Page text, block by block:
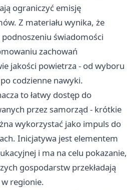
ograniczyć emisję
Z materiału wynika, że
świadomości
zachowań
jakości powietrza - od wyboru
codzienne nawyki.
to łatwy dostęp do
przez samorząd - krótkie
wykorzystać jako impuls do
Inicjatywa jest elementem
i ma na celu pokazanie,
gospodarstw przekładają
regionie.